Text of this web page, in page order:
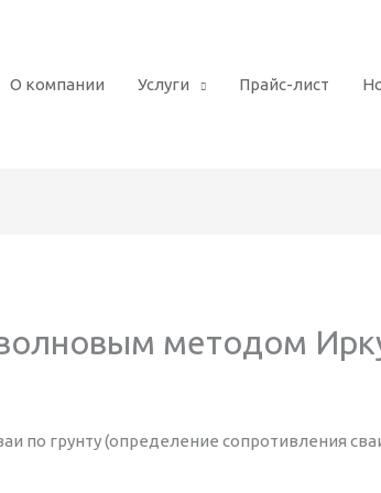
О компании Услуги Прайс-лист
методом
по грунту (определение сопротивления